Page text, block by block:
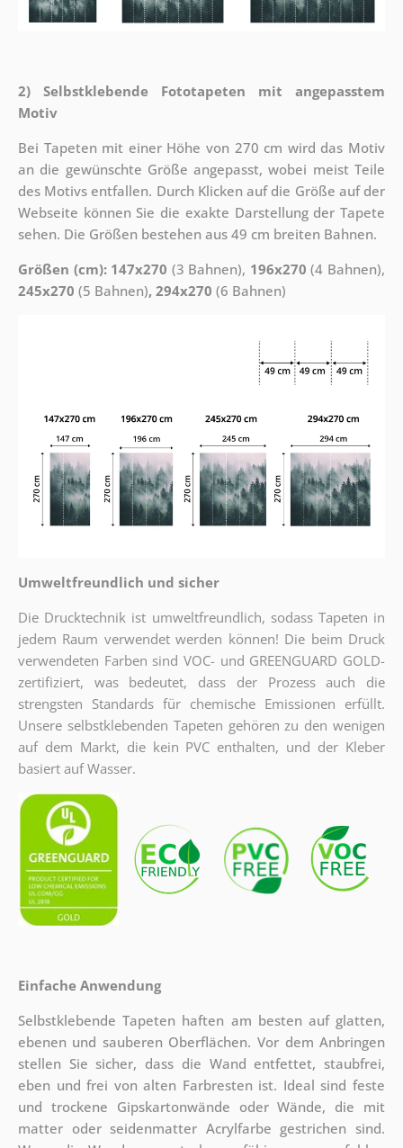
2) Selbstklebende Fototapeten mit angepasstem
Motiv
Bei Tapeten mit einer Höhe von 270 cm wird das Motiv
an die gewünschte Größe angepasst, wobei meist Teile
des Motivs entfallen. Durch Klicken auf die Größe auf der
Webseite können Sie die exakte Darstellung der Tapete
sehen. Die Größen bestehen aus 49 cm breiten Bahnen.
Größen (cm): 147x270 (3 Bahnen), 196x270 (4 Bahnen),
245x270 (5 Bahnen), 294x270 (6 Bahnen)
Umweltfreundlich und sicher
Die Drucktechnik ist umweltfreundlich, sodass Tapeten in
jedem Raum verwendet werden können! Die beim Druck
verwendeten Farben sind VOC- und GREENGUARD GOLD-
zertifiziert, was bedeutet, dass der Prozess auch die
strengsten Standards für chemische Emissionen erfüllt.
Unsere selbstklebenden Tapeten gehören zu den wenigen
auf dem Markt, die kein PVC enthalten, und der Kleber
basiert auf Wasser.
Einfache Anwendung
Selbstklebende Tapeten haften am besten auf glatten,
ebenen und sauberen Oberflächen. Vor dem Anbringen
stellen Sie sicher, dass die Wand entfettet, staubfrei,
eben und frei von alten Farbresten ist. Ideal sind feste
und trockene Gipskartonwände oder Wände, die mit
matter oder seidenmatter Acrylfarbe gestrichen sind.